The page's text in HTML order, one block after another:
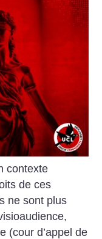
contexte
de ces
ne sont plus
(cour d’appel de